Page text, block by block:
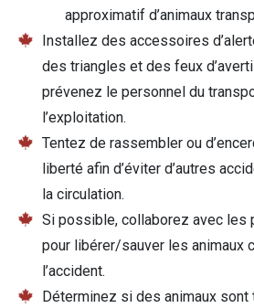
approximatif d’animaux
Installez des accessoires
des triangles et des feux
prévenez le personnel du
l’exploitation.
Tentez de rassembler ou
liberté afin d’éviter d’autres
la circulation.
Si possible, collaborez avec les
pour libérer/sauver les animaux
l’accident.
Déterminez si des animaux